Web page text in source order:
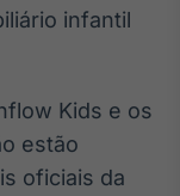
infantil
Kids e os
estão
oficiais da